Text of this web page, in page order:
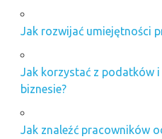
Jak rozwijać umiejętności
Jak korzystać z podatków
biznesie?
Jak znaleźć pracowników